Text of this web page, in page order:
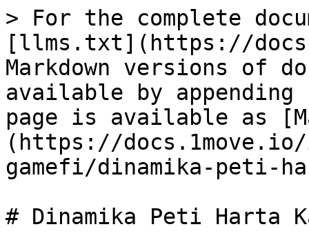
> For the complete
[llms.txt](https://
Markdown versions of
available by
page is available as
(https://docs.1move.io/
gamefi/dinamika-peti-
# Dinamika Peti Harta